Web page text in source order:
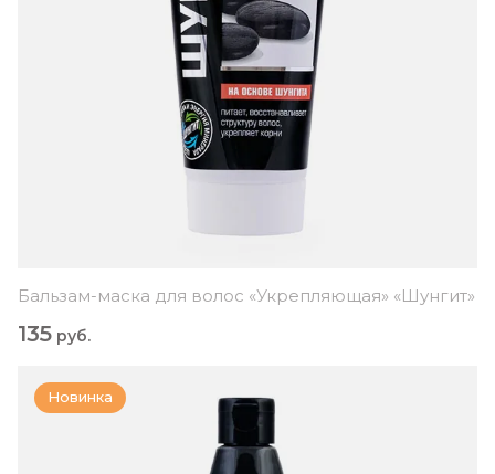
Бальзам-маска для волос «Укрепляющая» «Шунгит»
135 руб.
Новинка